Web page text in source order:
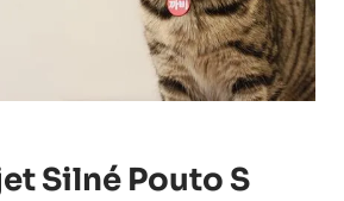
Silné Pouto S